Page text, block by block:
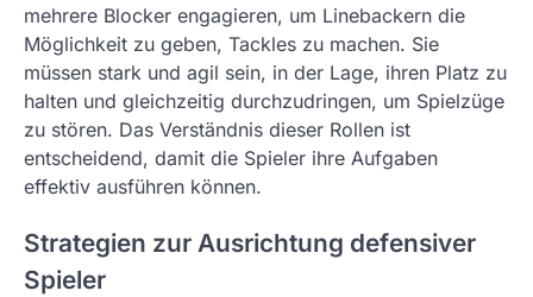
mehrere Blocker engagieren, um Linebackern die
Möglichkeit zu geben, Tackles zu machen. Sie
müssen stark und agil sein, in der Lage, ihren Platz zu
halten und gleichzeitig durchzudringen, um Spielzüge
zu stören. Das Verständnis dieser Rollen ist
entscheidend, damit die Spieler ihre Aufgaben
effektiv ausführen können.
Strategien zur Ausrichtung defensiver
Spieler